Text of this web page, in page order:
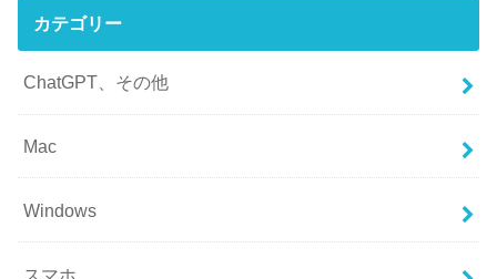
カテゴリー
ChatGPT、その他
Mac
Windows
スマホ